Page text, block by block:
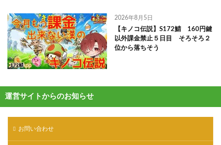
2026年8月5日
【キノコ伝説】S172鯖 160円鍵
以外課金禁止５日目 そろそろ２
位から落ちそう
運営サイトからのお知らせ
お問い合わせ